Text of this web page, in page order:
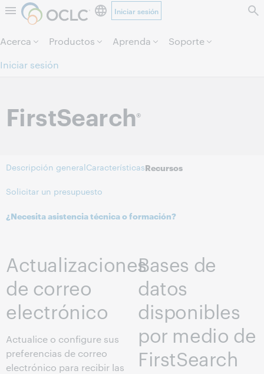
Saltar al contenido.
Iniciar sesión
Acerca Productos Aprenda
Soporte
Iniciar sesión
FirstSearch®
Descripción generalCaracterísticasRecursos
Solicitar un presupuesto
¿Necesita asistencia técnica o formación?
Actualizaciones
de correo
electrónico
Actualice o configure sus
preferencias de correo
electrónico para recibir las
Bases de
datos
disponibles
por medio de
FirstSearch